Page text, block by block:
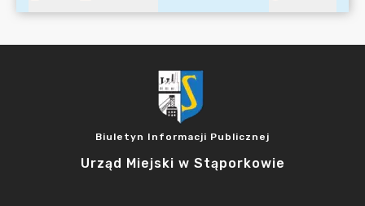
Biuletyn Informacji Publicznej
Urząd Miejski w Stąporkowie